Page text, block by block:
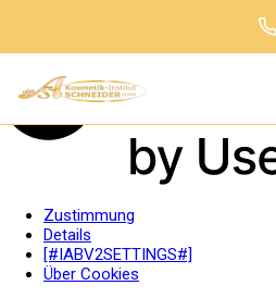
Zustimmung
Details
[#IABV2SETTINGS#]
Über Cookies